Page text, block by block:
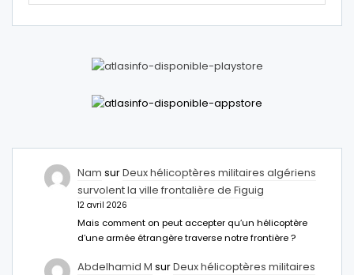
Nam surDeux hélicoptères militaires algériens
survolent la ville frontalière de Figuig
12 avril 2026
Mais comment on peut accepter qu’un hélicoptère
d’une armée étrangère traverse notre frontière ?
Abdelhamid M surDeux hélicoptères militaires